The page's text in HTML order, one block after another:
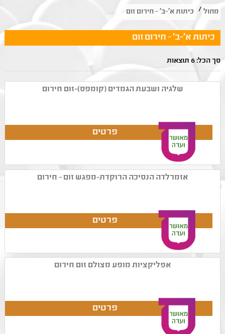
מחול / כיתות א'-ב' - חירום זום
כיתות א'-ב' - חירום זום
סך הכל: 6 תוצאות
שלגיה ושבעת הגמדים (קומפס)-זום חירום
אזמרלדה הנסיכה הרוקדת-מפגש זום - חירום
אפליקציות מופע מצולם זום חירום